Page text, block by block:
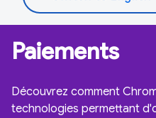
Paiements
Découvrez comment
technologies permettant